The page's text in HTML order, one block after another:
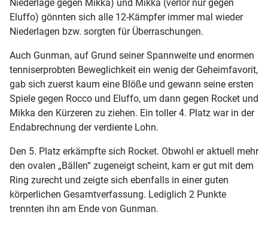
Niederlage gegen Mikka) und Mikka (verlor nur gegen
Eluffo) gönnten sich alle 12-Kämpfer immer mal wieder
Niederlagen bzw. sorgten für Überraschungen.
Auch Gunman, auf Grund seiner Spannweite und enormen
tenniserprobten Beweglichkeit ein wenig der Geheimfavorit,
gab sich zuerst kaum eine Blöße und gewann seine ersten
Spiele gegen Rocco und Eluffo, um dann gegen Rocket und
Mikka den Kürzeren zu ziehen. Ein toller 4. Platz war in der
Endabrechnung der verdiente Lohn.
Den 5. Platz erkämpfte sich Rocket. Obwohl er aktuell mehr
den ovalen „Bällen“ zugeneigt scheint, kam er gut mit dem
Ring zurecht und zeigte sich ebenfalls in einer guten
körperlichen Gesamtverfassung. Lediglich 2 Punkte
trennten ihn am Ende von Gunman.